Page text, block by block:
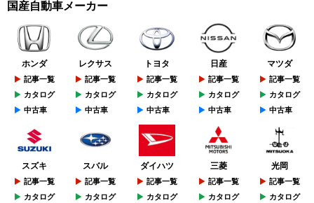
国産自動車メーカー
ホンダ
記事一覧
カタログ
中古車
レクサス
記事一覧
カタログ
中古車
トヨタ
記事一覧
カタログ
中古車
日産
記事一覧
カタログ
中古車
マツダ
記事一覧
カタログ
中古車
スズキ
記事一覧
カタログ
スバル
記事一覧
カタログ
ダイハツ
記事一覧
カタログ
三菱
記事一覧
カタログ
光岡
記事一覧
カタログ